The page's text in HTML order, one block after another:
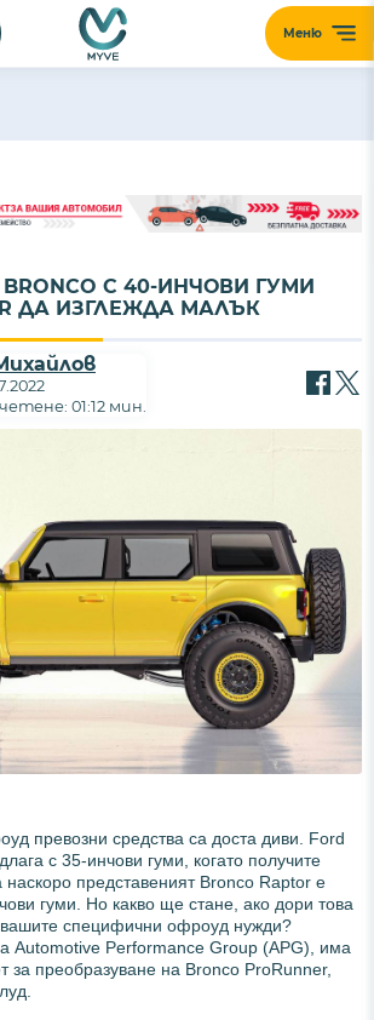
Меню
С 40-ИНЧОВИ ГУМИ
ДА ИЗГЛЕЖДА МАЛЪК
01:12 мин.
превозни средства са доста диви. Ford
с 35-инчови гуми, когато получите
наскоро представеният Bronco Raptor е
гуми. Но какво ще стане, ако дори това
вашите специфични офроуд нужди?
Automotive Performance Group (APG), има
за преобразуване на Bronco ProRunner,